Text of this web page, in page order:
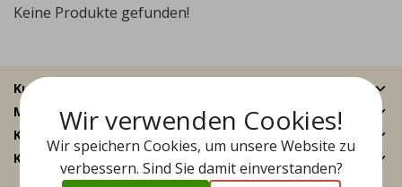
Keine Produkte gefunden!
Kundendienst
Mein Konto
Kategorien
Kontakt
Wir verwenden Cookies!
Wir speichern Cookies, um unsere Website zu
verbessern. Sind Sie damit einverstanden?